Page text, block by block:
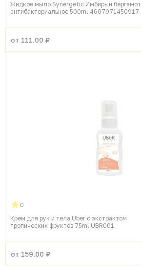
Жидкое мыло Synergetic Имбирь и бергамот
антибактериальное 500ml 4607971450917
от 111.00 ₽
0
Крем для рук и тела Uber с экстрактом
тропических фруктов 75ml UBR001
от 159.00 ₽